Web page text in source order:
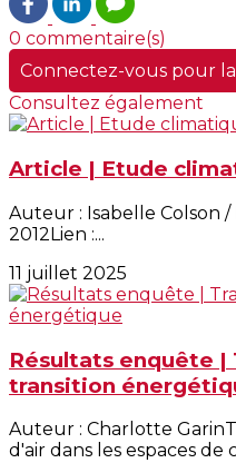
0 commentaire(s)
Connectez-vous pour
Consultez également
Article | Etude
Auteur : Isabelle Colson /
2012Lien :...
11 juillet 2025
Résultats enquête
transition
Auteur : Charlotte
d'air dans les espaces de